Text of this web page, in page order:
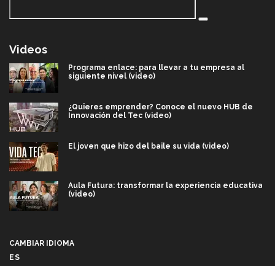
Videos
Programa enlace: para llevar a tu empresa al
siguiente nivel (video)
¿Quieres emprender? Conoce el nuevo HUB de
Innovación del Tec (video)
El joven que hizo del baile su vida (video)
Aula Futura: transformar la experiencia educativa
(video)
CAMBIAR IDIOMA
ES